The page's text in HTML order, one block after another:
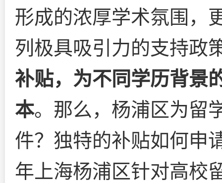
形成的浓厚学术氛围，
列极具吸引力的支持政
补贴，为不同学历背景
本。那么，杨浦区为留
件？独特的补贴如何申
年上海杨浦区针对高校